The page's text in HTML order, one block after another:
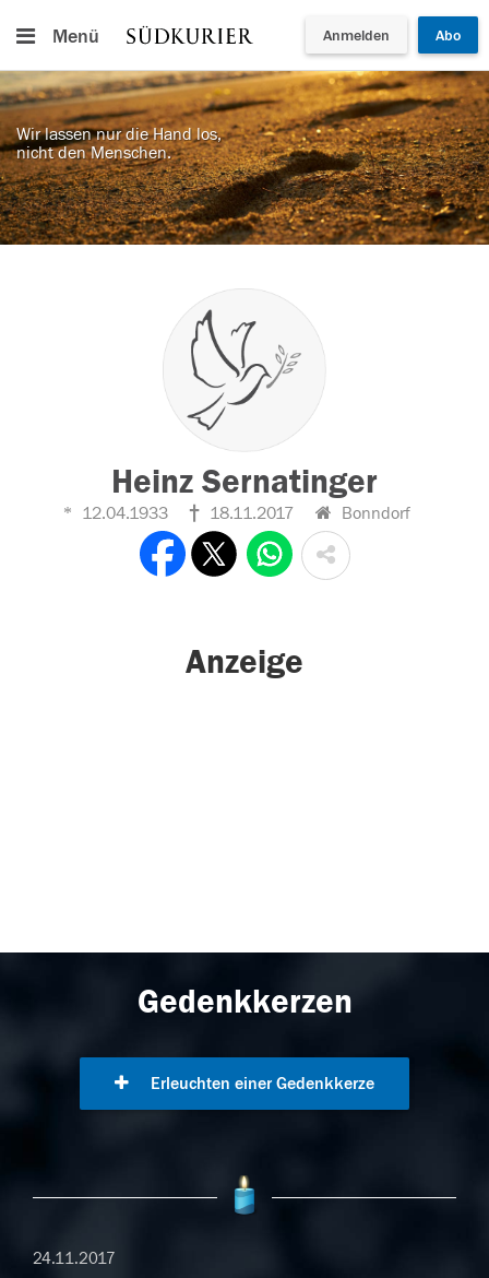
Menü Anmelden Abo
Wir lassen nur die Hand los,
nicht den Menschen.
Heinz Sernatinger
12.04.1933 18.11.2017 Bonndorf
Anzeige
Gedenkkerzen
Erleuchten einer Gedenkkerze
24.11.2017